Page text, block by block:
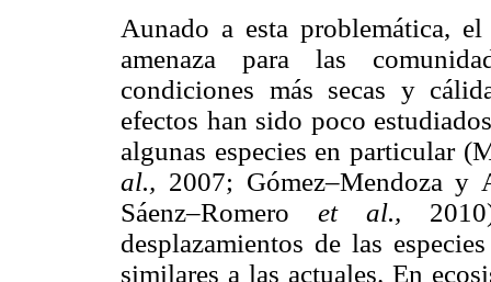
Aunado a esta problemática,
amenaza para las
condiciones más secas y
efectos han sido poco
algunas especies en particular
al., 2007; Gómez–Mendoza
Sáenz–Romeroet al.,
desplazamientos de las
similares a las actuales. En